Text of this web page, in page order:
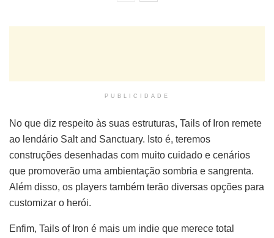
PUBLICIDADE
No que diz respeito às suas estruturas, Tails of Iron remete
ao lendário Salt and Sanctuary. Isto é, teremos
construções desenhadas com muito cuidado e cenários
que promoverão uma ambientação sombria e sangrenta.
Além disso, os players também terão diversas opções para
customizar o herói.
Enfim, Tails of Iron é mais um indie que merece total